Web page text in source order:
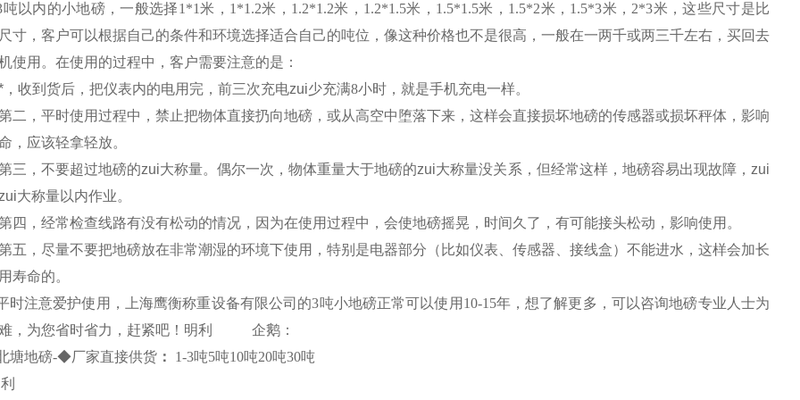
吨以内的小地磅，一般选择1*1米 ， 1*1.2米 ， 1.2*1.2米 ， 1.2*1.5米 ， 1.5*1.5米 ， 1.5*2米 ， 1.5*3米 ， 2*3米 ，这些尺寸是比
寸，客户可以根据自己的条件和环境选择适合自己的吨位，像这种价格也不是很高，一般在一两千或两三千左右， 买回去
使用。在使用的过程中，客户需要注意的是：
，收到货后，把仪表内的电用完，前三次充电zui少充满8小时，就是手机充电一样。
二，平时使用过程中，禁止把物体直接扔向地磅，或从高空中堕落下来，这样会直接损坏地磅的传感器或损坏秤体，影响
，应该轻拿轻放。
三，不要超过地磅的zui大称量。偶尔一次，物体重量大于地磅的zui大称量没关系，但经常这样，地磅容易出现故障，zui
大称量以内作业。
四，经常检查线路有没有松动的情况，因为在使用过程中，会使地磅摇晃，时间久了，有可能接头松动，影响使用。
五，尽量不要把地磅放在非常潮湿的环境下使用，特别是电器部分（比如仪表、传感器、接线盒）不能进水，这样会加长
寿命的。
时注意爱护使用，上海鹰衡称重设备有限公司的3吨小地磅正常可以使用 10-15年，想了解更多，可以咨询地磅专业人士为
，为您省时省力，赶紧吧！ 明利
企鹅：
塘地磅-◆厂家直接供货： 1-3吨5吨10吨20吨30吨